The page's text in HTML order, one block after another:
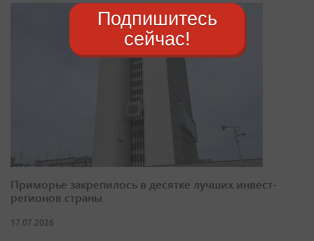
Приморье закрепилось в десятке лучших инвест-
регионов страны
17.07.2026
Подпишитесь
сейчас!